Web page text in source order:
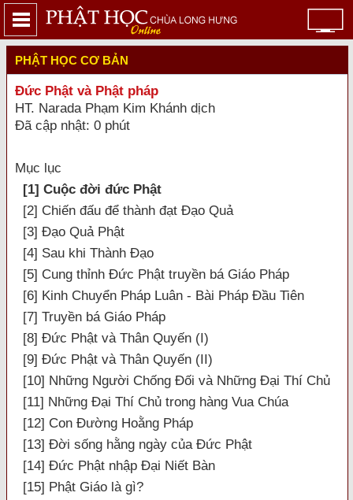
PHẬT HỌC CƠ BẢN
Đức Phật và Phật pháp
HT. Narada Phạm Kim Khánh dịch
Đã cập nhật: 0 phút
Mục lục
[1] Cuộc đời đức Phật
[2] Chiến đấu để thành đạt Đạo Quả
[3] Đạo Quả Phật
[4] Sau khi Thành Đạo
[5] Cung thỉnh Đức Phật truyền bá Giáo Pháp
[6] Kinh Chuyển Pháp Luân - Bài Pháp Đầu Tiên
[7] Truyền bá Giáo Pháp
[8] Đức Phật và Thân Quyến (I)
[9] Đức Phật và Thân Quyến (II)
[10] Những Người Chống Đối và Những Đại Thí Chủ
[11] Những Đại Thí Chủ trong hàng Vua Chúa
[12] Con Đường Hoằng Pháp
[13] Đời sống hằng ngày của Đức Phật
[14] Đức Phật nhập Đại Niết Bàn
[15] Phật Giáo là gì?